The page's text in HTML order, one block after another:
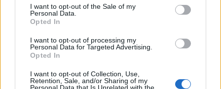
I want to opt-out of the Sale of my
Personal Data.
Opted In
I want to opt-out of processing my
Personal Data for Targeted Advertising.
Opted In
I want to opt-out of Collection, Use,
Retention, Sale, and/or Sharing of my
0 σχόλια| Κάνε click για να σχολιάσεις